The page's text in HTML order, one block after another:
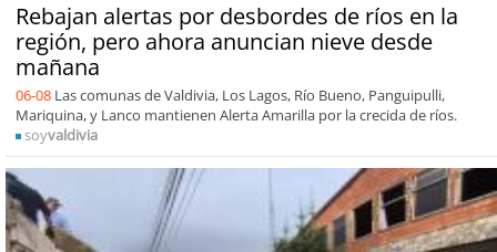
Rebajan alertas por desbordes de ríos en la
región, pero ahora anuncian nieve desde
mañana
06-08 Las comunas de Valdivia, Los Lagos, Río Bueno, Panguipulli,
Mariquina, y Lanco mantienen Alerta Amarilla por la crecida de ríos.
soyvaldivia